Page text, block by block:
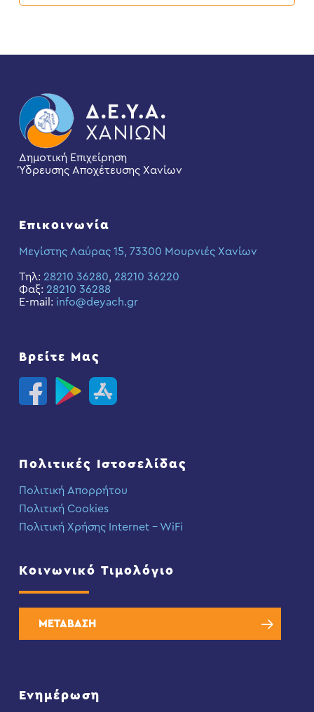
Δημοτική Επιχείρηση
Ύδρευσης Αποχέτευσης Χανίων
Επικοινωνία
Μεγίστης Λαύρας 15, 73300 Μουρνιές Χανίων
Τηλ: 28210 36280, 28210 36220
Φαξ: 28210 36288
E-mail: info@deyach.gr
Βρείτε Μας
Πολιτικές Ιστοσελίδας
Πολιτική Απορρήτου
Πολιτική Cookies
Πολιτική Χρήσης Internet – WiFi
Κοινωνικό Τιμολόγιο
ΜΕΤΑΒΑΣΗ
Ενημέρωση